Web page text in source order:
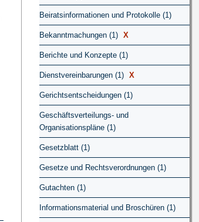
Beiratsinformationen und Protokolle (1)
Bekanntmachungen (1) X
Berichte und Konzepte (1)
Dienstvereinbarungen (1) X
Gerichtsentscheidungen (1)
Geschäftsverteilungs- und
Organisationspläne (1)
Gesetzblatt (1)
Gesetze und Rechtsverordnungen (1)
Gutachten (1)
Informationsmaterial und Broschüren (1)